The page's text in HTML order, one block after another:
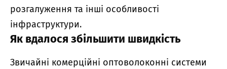
розгалуження та інші особливості
інфраструктури.
Як вдалося збільшити швидкість
Звичайні комерційні оптоволоконні системи